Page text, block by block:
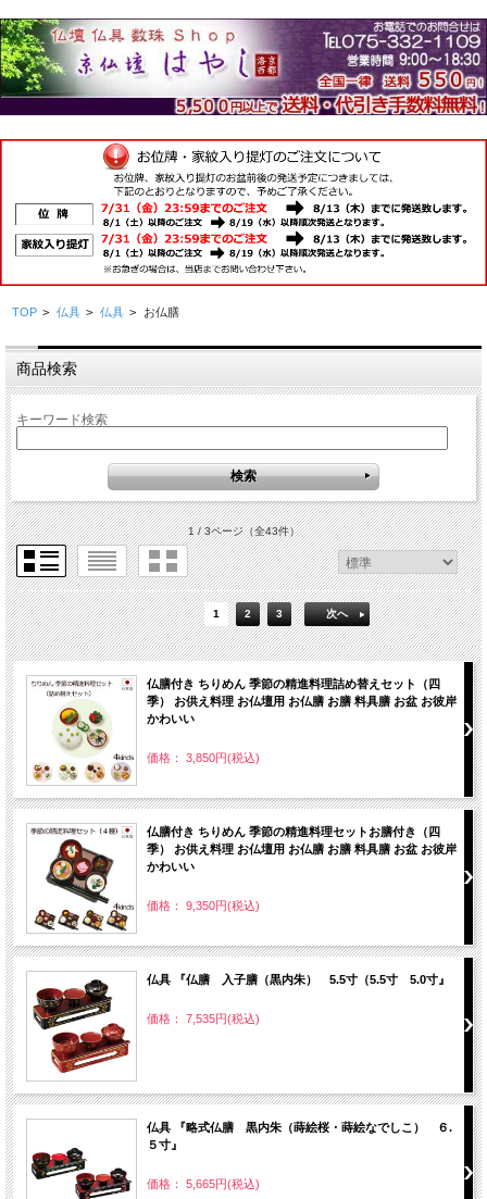
TOP > 仏具 > 仏具 > お仏膳
商品検索
キーワード検索
1 / 3ページ（全43件）
1 2 3 次へ
仏膳付き ちりめん 季節の精進料理詰め替えセット（四
季） お供え料理 お仏壇用 お仏膳 お膳 料具膳 お盆 お彼岸
かわいい
価格： 3,850円(税込)
仏膳付き ちりめん 季節の精進料理セットお膳付き（四
季） お供え料理 お仏壇用 お仏膳 お膳 料具膳 お盆 お彼岸
かわいい
価格： 9,350円(税込)
仏具 『仏膳 入子膳（黒内朱） 5.5寸（5.5寸 5.0寸』
価格： 7,535円(税込)
仏具 『略式仏膳 黒内朱（蒔絵桜・蒔絵なでしこ） ６.
５寸』
価格： 5,665円(税込)